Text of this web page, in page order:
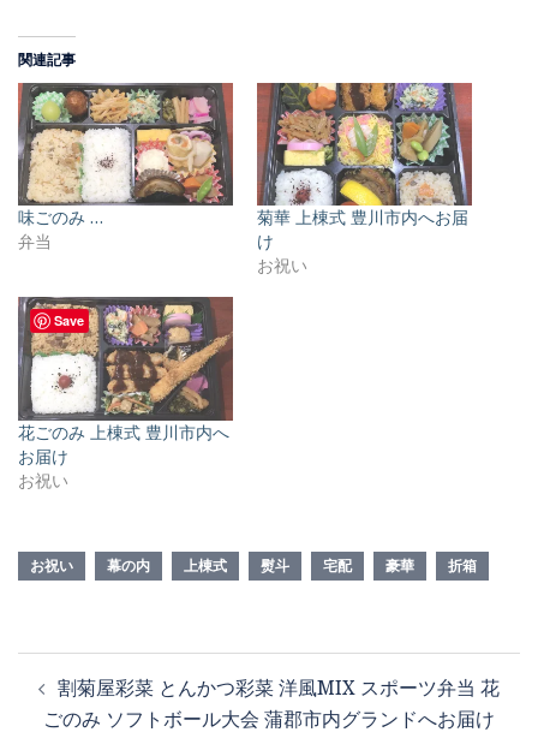
関連記事
味ごのみ …
弁当
菊華 上棟式 豊川市内へお届
け
お祝い
花ごのみ 上棟式 豊川市内へ
お届け
お祝い
お祝い 幕の内 上棟式 熨斗 宅配 豪華 折箱
投
稿
ナ
割菊屋彩菜 とんかつ彩菜 洋風MIX スポーツ弁当 花
ごのみ ソフトボール大会 蒲郡市内グランドへお届け
Save